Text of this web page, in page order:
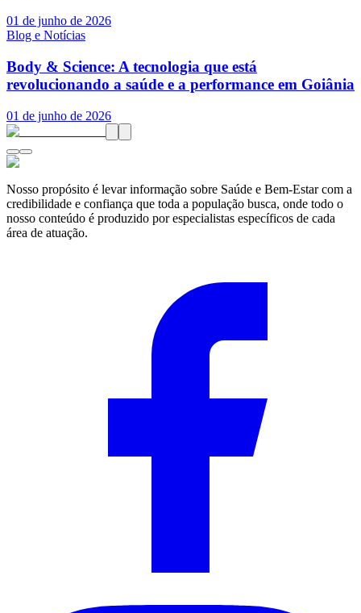
01 de junho de 2026
Blog e Notícias
Body & Science: A tecnologia que está
revolucionando a saúde e a performance em Goiânia
01 de junho de 2026
Nosso propósito é levar informação sobre Saúde e Bem-Estar com a
credibilidade e confiança que toda a população busca, onde todo o
nosso conteúdo é produzido por especialistas específicos de cada
área de atuação.